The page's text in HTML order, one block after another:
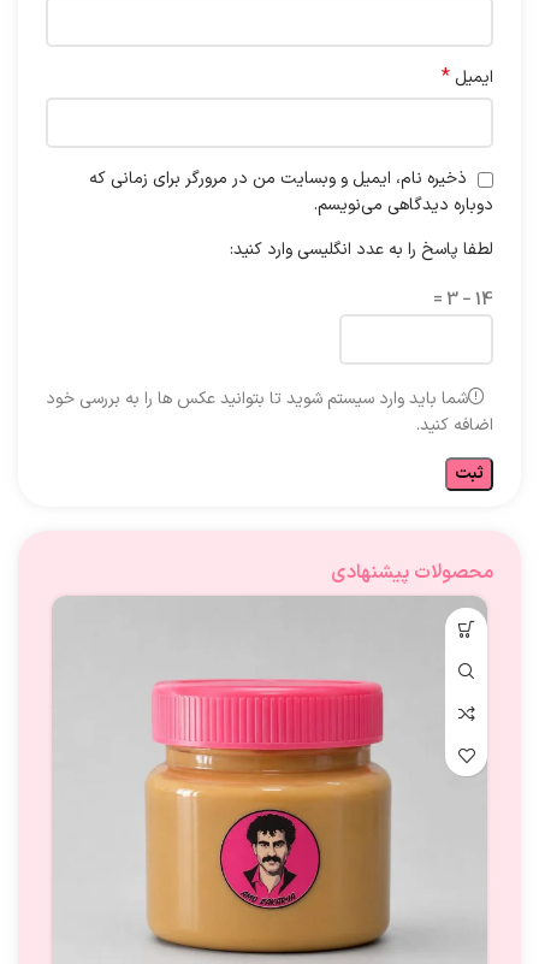
ایمیل *
ذخیره نام، ایمیل و وبسایت من در مرورگر برای زمانی که
دوباره دیدگاهی می‌نویسم.
لطفا پاسخ را به عدد انگلیسی وارد کنید:
14 − 3 =
شما باید وارد سیستم شوید تا بتوانید عکس ها را به بررسی خود
اضافه کنید.
محصولات پیشنهادی